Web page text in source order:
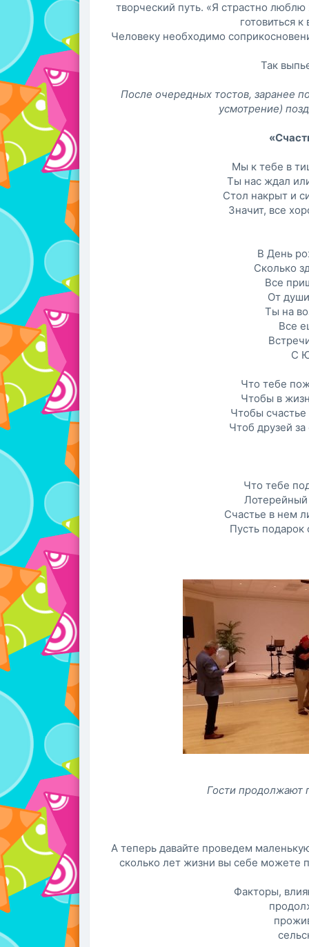
творческий путь. «Я страстно
готовиться
Человеку необходимо
Так
После очередных тостов, заранее
усмотрение)
Мы к тебе в
Ты нас ждал
Стол накрыт и
Значит, все
В День
Сколько
Все
От
Ты на
Все
С
Что тебе
Чтобы в
Чтобы
Чтоб друзей
Что тебе
Счастье в нем
Пусть подарок
Гости продолжают
А теперь давайте проведем
сколько лет жизни вы себе можете
Факторы,